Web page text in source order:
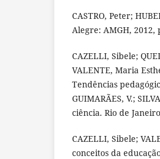
CASTRO, Peter;
Alegre: AMGH, 2012,
CAZELLI, Sibele;
VALENTE, Maria
Tendências
GUIMARÃES, V.;
ciência. Rio de
CAZELLI, Sibele;
conceitos da